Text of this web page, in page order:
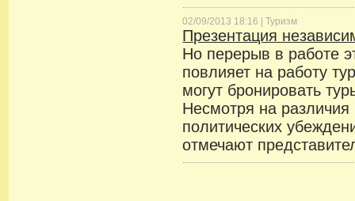
02/09/2013 18:16 |Туризм
Презентация
Но перерыв в работе
повлияет на работу
могут бронировать
Несмотря на
политических
отмечают